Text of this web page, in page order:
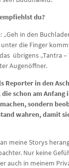
du?
„Geh in den
die Finger
übrigens „Tantra
Augenöffner.
Reporter in den
schon am
sondern
wahren, damit
meine Storys
Nur keine
auch in meinem